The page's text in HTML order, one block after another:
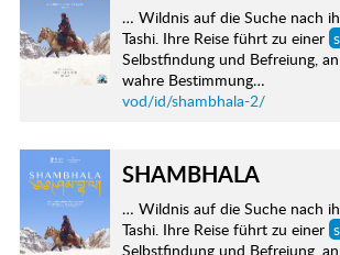
… Wildnis auf die Suche nach
Tashi. Ihre Reise führt zu einer
Selbstfindung und Befreiung,
wahre Bestimmung…
vod/id/shambhala-2/
SHAMBHALA
… Wildnis auf die Suche nach
Tashi. Ihre Reise führt zu einer
Selbstfindung und Befreiung,